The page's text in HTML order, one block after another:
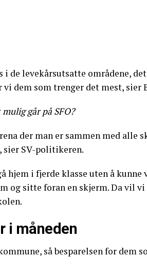
de levekårsutsatte områdene,
vi dem som trenger det mest, sier
går på SFO?
der man er sammen med alle
sier SV-politikeren.
hjem i fjerde klasse uten å kunne
og sitte foran en skjerm. Da vil
i måneden
så besparelsen for dem